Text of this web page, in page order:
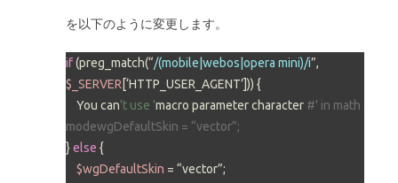
を以下のように変更します。
if (preg_match(“/(mobile|webos|opera mini)/i
$_SERVER[‘HTTP_USER_AGENT’])) {
    You can
't use 'macro parameter character #' in math
modewgDefaultSkin = “vector”;
} else {
$wgDefaultSkin = “vector”;